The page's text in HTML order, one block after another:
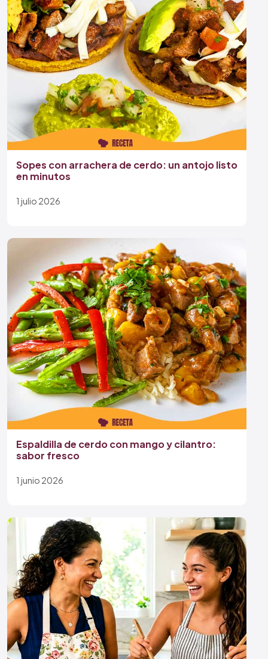
Sopes con arrachera de cerdo: un antojo listo
en minutos
1 julio 2026
Espaldilla de cerdo con mango y cilantro:
sabor fresco
1 junio 2026